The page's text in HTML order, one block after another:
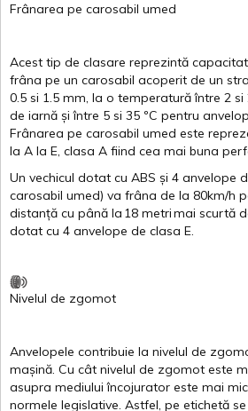
Frânarea pe carosabil umed
Acest tip de clasare reprezintă
frâna pe un carosabil acoperit de un
0.5 si 1.5 mm, la o temperatură între 2 si
de iarnă și între 5 si 35 ºC pentru
Frânarea pe carosabil umed este
la A la E, clasa A fiind cea mai buna
Un vechicul dotat cu ABS și 4 anvelope
carosabil umed) va frâna de la 80km/h
distanță cu până la 18 metrimai scurtă
dotat cu 4 anvelope de clasa E.
Nivelul de zgomot
Anvelopele contribuie la nivelul de
mașină. Cu cât nivelul de zgomot este
asupra mediului încojurator este mai mic
normele legislative. Astfel, pe etichetă se